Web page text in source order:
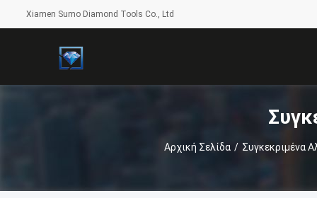
Xiamen Sumo Diamond Tools Co., Ltd
Αρχική Σελίδα / Συγκεκριμένα